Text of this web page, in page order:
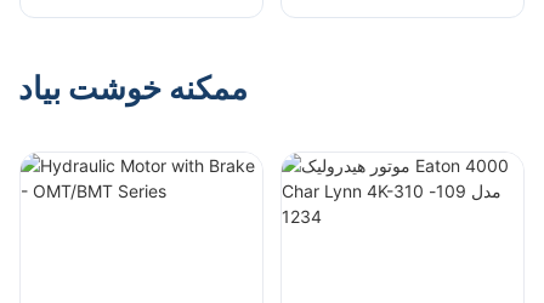
پمپ متغیر پیستونی
رکسروت
محوری ثابت برای
ممکنه خوشت بیاد